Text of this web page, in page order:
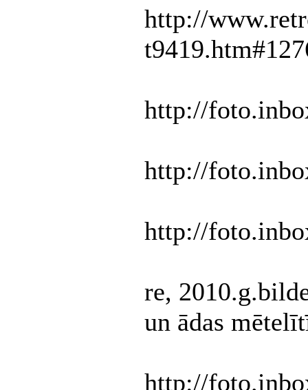
http://
http://
http://
http://
re,
un ādas
http://